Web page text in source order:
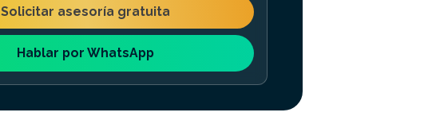
Solicitar asesoría gratuita
Hablar por WhatsApp